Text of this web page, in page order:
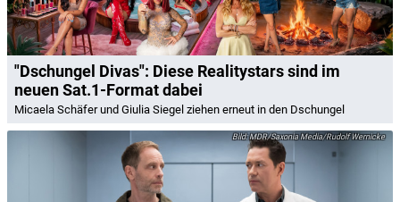
"Dschungel Divas": Diese Realitystars sind im
neuen Sat.1-Format dabei
Micaela Schäfer und Giulia Siegel ziehen erneut in den Dschungel
MDR/Saxonia Media/Rudolf Wernicke